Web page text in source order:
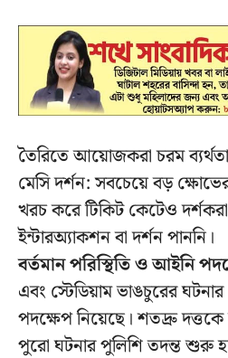
তৈরিতে আয়োজকরা চরম
মেসি দর্শন: সবচেয়ে বড়
খরচ করে টিকিট কেটেও
ইন্টারঅ্যাকশন বা দর্শন পাননি।
বর্তমান পরিস্থিতি ও আইনি
এবং স্টেডিয়াম ভাঙচুরের
পদক্ষেপ নিয়েছে। শতদ্রু
পুরো ঘটনার পুলিশি তদন্ত শুরু